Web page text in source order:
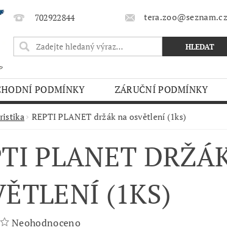
702922844 tera.zoo@seznam.cz
PODMÍNKY ZÁRUČNÍ PODMÍNKY
REPTI PLANET držák na osvětlení (1ks)
PLANET
(1KS)
Neohodnoceno